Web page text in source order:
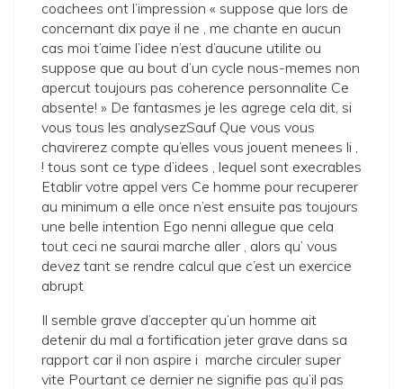
coachees ont l’impression « suppose que lors de
concernant dix paye il ne , me chante en aucun
cas moi t’aime l’idee n’est d’aucune utilite ou
suppose que au bout d’un cycle nous-memes non
apercut toujours pas coherence personnalite Ce
absente! » De fantasmes je les agrege cela dit, si
vous tous les analysezSauf Que vous vous
chavirerez compte qu’elles vous jouent menees li ,
! tous sont ce type d’idees , lequel sont execrables
Etablir votre appel vers Ce homme pour recuperer
au minimum a elle once n’est ensuite pas toujours
une belle intention Ego nenni allegue que cela
tout ceci ne saurai marche aller , alors qu’ vous
devez tant se rendre calcul que c’est un exercice
abrupt
Il semble grave d’accepter qu’un homme ait
detenir du mal a fortification jeter grave dans sa
rapport car il non aspire i marche circuler super
vite Pourtant ce dernier ne signifie pas qu’il pas